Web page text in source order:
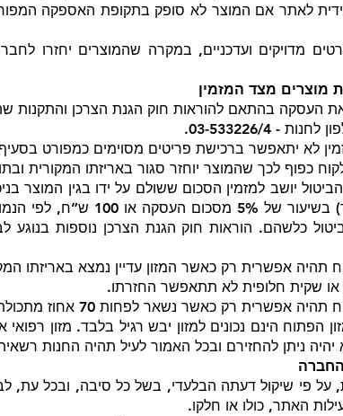
לאתר אם המוצר לא סופק בתקופת האספקה
מדויקים ועדכניים, במקרה שהמוצרים יחזרו
מוצרים מצד המזמין
העסקה בהתאם להוראות חוק הגנת הצרכן והתקנות
- 03-533226/4.
יתאפשר ברכישת פריטים מסוימים כמפורט בסעיף קטן 14ג(ד) לחוק הגנת
לכך שהמוצר יוחזר סגור באריזתו המקורית ובתוך 14 ימי עסקים מיום קבלת
יושב למזמין הסכום ששולם על ידו בגין המוצר
ינוכו בנפרד מההחזר)
כלשהם. הוראות חוק הגנת הצרכן נוספות בנוגע
רק כאשר המזון עדיין נמצא באריזתו המקורית ובתוך 14 ימי עסקים
או שקית חלופית לא תתאפשר החזרתו.
רק כאשר נשאר לפחות 70 אחוז מתכולתו המקורית של השק.
הפתוח הינם נכונים למזון יבש רגיל בלבד. מזון
ניתן להחזירם ובכל האמור לעיל תהיה החנות
פי שיקול דעתה הבלעדי, בשל כל סיבה, ובכל עת,
האתר, כולו או חלקו.